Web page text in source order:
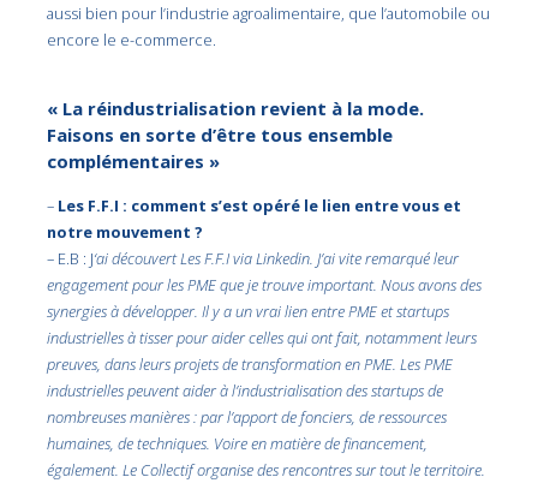
aussi bien pour l’industrie agroalimentaire, que l’automobile ou
encore le e-commerce.
« La réindustrialisation revient à la mode.
Faisons en sorte d’être tous ensemble
complémentaires »
– Les F.F.I : comment s’est opéré le lien entre vous et
notre mouvement ?
– E.B : J‘ai découvert Les F.F.I via Linkedin. J’ai vite remarqué leur
engagement pour les PME que je trouve important. Nous avons des
synergies à développer. Il y a un vrai lien entre PME et startups
industrielles à tisser pour aider celles qui ont fait, notamment leurs
preuves, dans leurs projets de transformation en PME. Les PME
industrielles peuvent aider à l’industrialisation des startups de
nombreuses manières : par l’apport de fonciers, de ressources
humaines, de techniques. Voire en matière de financement,
également. Le Collectif organise des rencontres sur tout le territoire.